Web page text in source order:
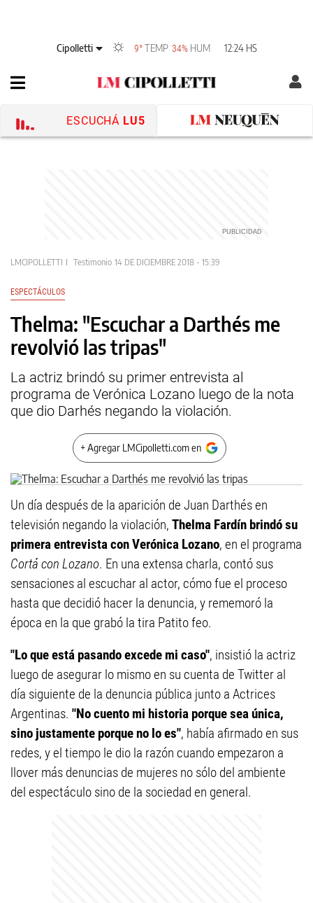
Cipolletti 9° TEMP 34% HUM 12:24 HS
ESCUCHÁ LU5
LMCIPOLLETTI Testimonio 14 DE DICIEMBRE 2018 - 15:39
ESPECTÁCULOS
Thelma: "Escuchar a Darthés me
revolvió las tripas"
La actriz brindó su primer entrevista al
programa de Verónica Lozano luego de la nota
que dio Darhés negando la violación.
+ Agregar LMCipolletti.com en
Un día después de la aparición de Juan Darthés en
televisión negando la violación, Thelma Fardín brindó su
primera entrevista con Verónica Lozano, en el programa
Cortá con Lozano. En una extensa charla, contó sus
sensaciones al escuchar al actor, cómo fue el proceso
hasta que decidió hacer la denuncia, y rememoró la
época en la que grabó la tira Patito feo.
"Lo que está pasando excede mi caso", insistió la actriz
luego de asegurar lo mismo en su cuenta de Twitter al
día siguiente de la denuncia pública junto a Actrices
Argentinas. "No cuento mi historia porque sea única,
sino justamente porque no lo es", había afirmado en sus
redes, y el tiempo le dio la razón cuando empezaron a
llover más denuncias de mujeres no sólo del ambiente
del espectáculo sino de la sociedad en general.